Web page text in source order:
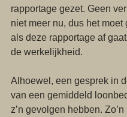
rapportage gezet. Geen
niet meer nu, dus het moet
als deze rapportage af
de werkelijkheid.
Alhoewel, een gesprek in
van een gemiddeld
z’n gevolgen hebben.